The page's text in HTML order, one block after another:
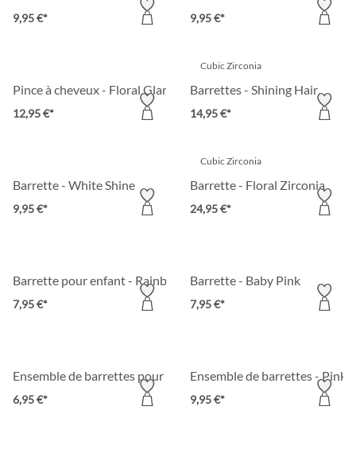
9,95 €* 9,95 €*
Pince à cheveux - Floral Glamour
12,95 €*
Cubic Zirconia
Barrettes - Shining Hair
14,95 €*
Barrette - White Shine
9,95 €*
Cubic Zirconia
Barrette - Floral Zirconia
24,95 €*
Barrette pour enfant - Rainbow Strand
7,95 €*
Barrette - Baby Pink
7,95 €*
Ensemble de barrettes pour enfant - Soft Meadow
6,95 €*
Ensemble de barrettes - Pink
9,95 €*